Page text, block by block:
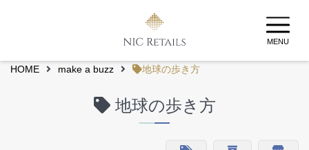
MENU
HOME make a buzz 地球の歩き方
地球の歩き方